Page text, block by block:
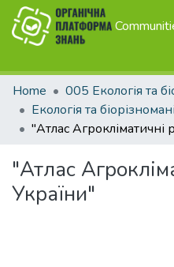
Home
"Атлас
України"